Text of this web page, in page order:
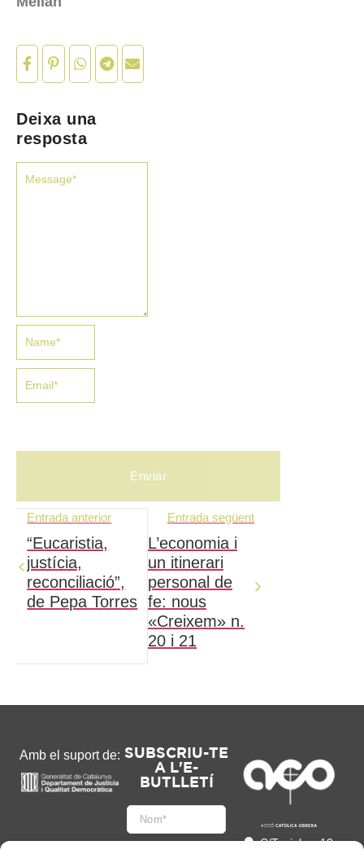
Deixa una
resposta
Entrada anterior
“Eucaristia,
justícia,
reconciliació”,
de Pepa Torres
Entrada següent
L’economia i
un itinerari
personal de
fe: nous
«Creixem» n.
20 i 21
Amb el suport de: SUBSCRIU-TE
A L'E-
BUTLLETÍ
C/Tapioles, 10